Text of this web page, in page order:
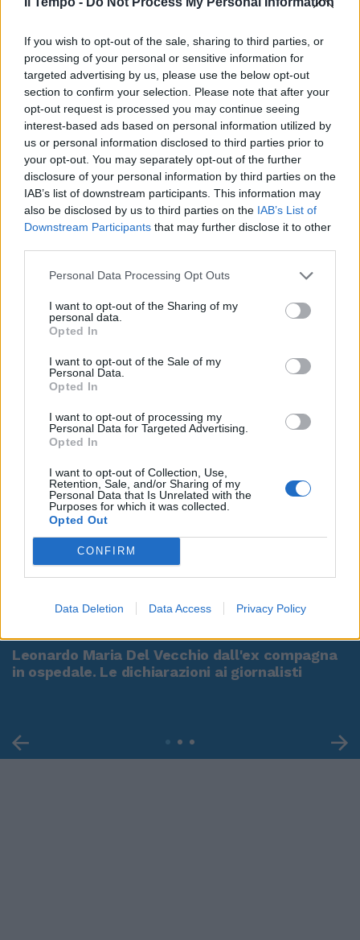
If you wish to opt-out of the sale, sharing to third parties, or
processing of your personal or sensitive information for
targeted advertising by us, please use the below opt-out
section to confirm your selection. Please note that after your
opt-out request is processed you may continue seeing
interest-based ads based on personal information utilized by
us or personal information disclosed to third parties prior to
your opt-out. You may separately opt-out of the further
disclosure of your personal information by third parties on the
IAB’s list of downstream participants. This information may
also be disclosed by us to third parties on the IAB’s List of
Downstream Participants that may further disclose it to other
Personal Data Processing Opt Outs
I want to opt-out of the Sharing of my
personal data.
Opted In
I want to opt-out of the Sale of my
Personal Data.
Opted In
I want to opt-out of processing my
Personal Data for Targeted Advertising.
Opted In
I want to opt-out of Collection, Use,
Retention, Sale, and/or Sharing of my
Personal Data that Is Unrelated with the
Purposes for which it was collected.
Opted Out
CONFIRM
Data Deletion Data Access Privacy Policy
00:00 01:16
Leonardo Maria Del Vecchio dall'ex compagna
in ospedale. Le dichiarazioni ai giornalisti